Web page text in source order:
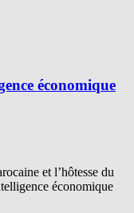
économique
et l’hôtesse du
économique